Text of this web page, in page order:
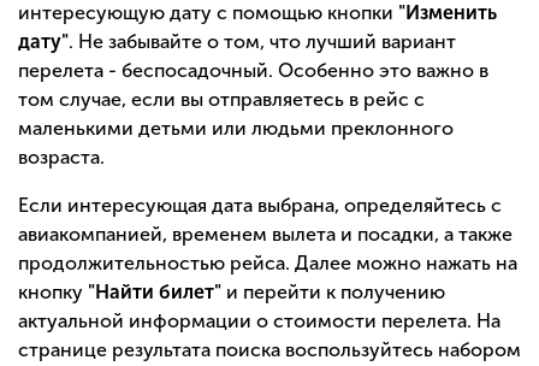
интересующую дату с помощью кнопки "Изменить
дату". Не забывайте о том, что лучший вариант
перелета - беспосадочный. Особенно это важно в
том случае, если вы отправляетесь в рейс с
маленькими детьми или людьми преклонного
возраста.
Если интересующая дата выбрана, определяйтесь с
авиакомпанией, временем вылета и посадки, а также
продолжительностью рейса. Далее можно нажать на
кнопку "Найти билет" и перейти к получению
актуальной информации о стоимости перелета. На
странице результата поиска воспользуйтесь набором